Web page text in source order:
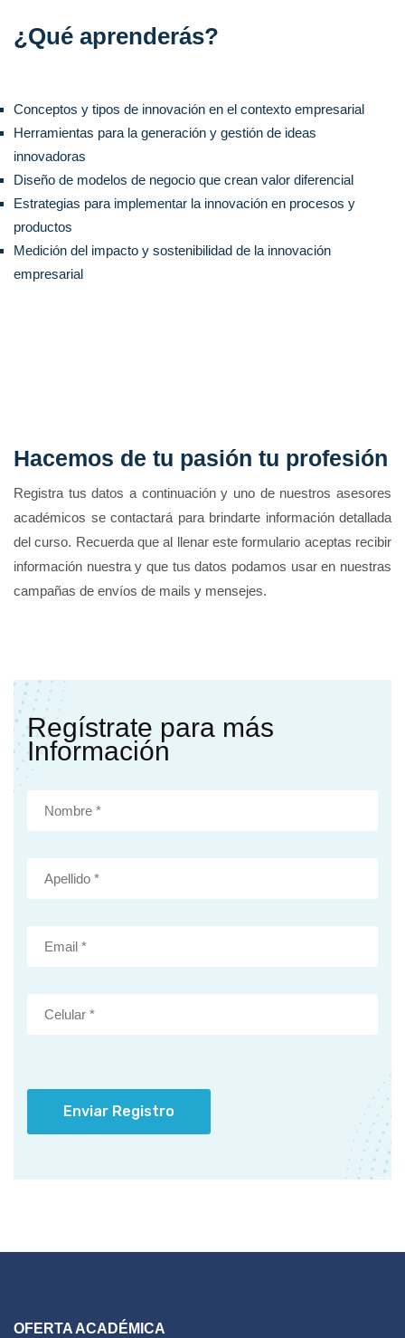
¿Qué aprenderás?
Conceptos y tipos de innovación en el contexto empresarial
Herramientas para la generación y gestión de ideas
innovadoras
Diseño de modelos de negocio que crean valor diferencial
Estrategias para implementar la innovación en procesos y
productos
Medición del impacto y sostenibilidad de la innovación
empresarial
Hacemos de tu pasión tu profesión
Registra tus datos a continuación y uno de nuestros asesores
académicos se contactará para brindarte información detallada
del curso. Recuerda que al llenar este formulario aceptas recibir
información nuestra y que tus datos podamos usar en nuestras
campañas de envíos de mails y mensejes.
Regístrate para más
Información
Enviar Registro
OFERTA ACADÉMICA